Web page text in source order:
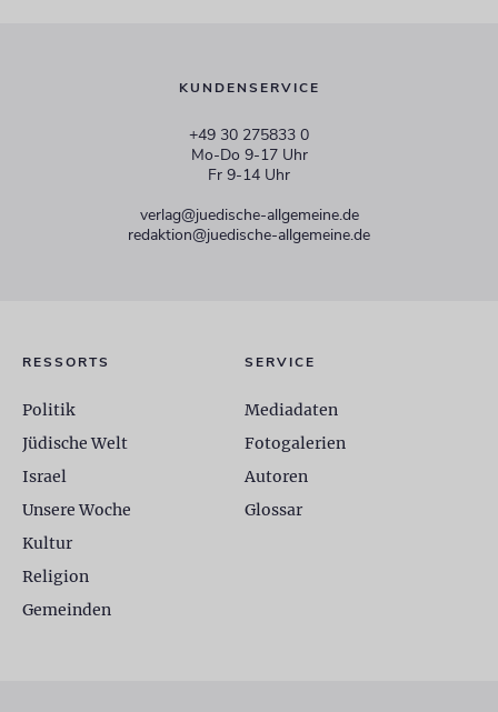
KUNDENSERVICE
+49 30 275833 0
Mo-Do 9-17 Uhr
Fr 9-14 Uhr
verlag@juedische-allgemeine.de
redaktion@juedische-allgemeine.de
RESSORTS
Politik
Jüdische Welt
Israel
Unsere Woche
Kultur
Religion
Gemeinden
SERVICE
Mediadaten
Fotogalerien
Autoren
Glossar